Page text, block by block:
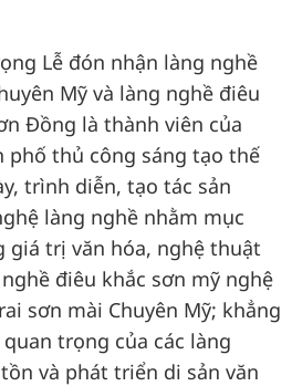
Lễ đón nhận làng nghề
Mỹ và làng nghề điêu
Đồng là thành viên của
phố thủ công sáng tạo thế
trình diễn, tạo tác sản
làng nghề nhằm mục
giá trị văn hóa, nghệ thuật
điêu khắc sơn mỹ nghệ
sơn mài Chuyên Mỹ; khẳng
trọng của các làng
và phát triển di sản văn